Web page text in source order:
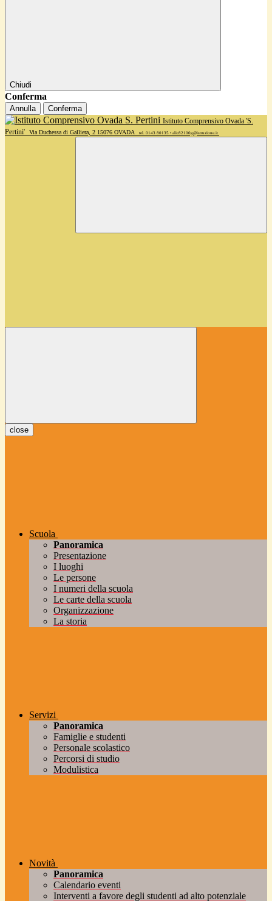
Chiudi
Conferma
Annulla Conferma
Istituto Comprensivo Ovada 'S.
Pertini'
Via Duchessa di Galliera, 2 15076 OVADA tel. 0143 80135 • alic82100g@istruzione.it
close
Scuola
Panoramica
Presentazione
I luoghi
Le persone
I numeri della scuola
Le carte della scuola
Organizzazione
La storia
Servizi
Panoramica
Famiglie e studenti
Personale scolastico
Percorsi di studio
Modulistica
Novità
Panoramica
Calendario eventi
Interventi a favore degli studenti ad alto potenziale